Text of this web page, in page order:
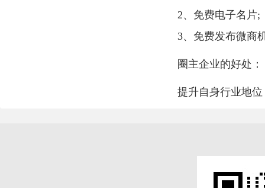
2、免费电子名片;
3、免费发布微商
圈主企业的好处：
提升自身行业地